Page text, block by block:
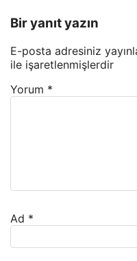
Bir yanıt yazın
E-posta adresiniz
ile işaretlenmişlerdir
Yorum *
Ad *